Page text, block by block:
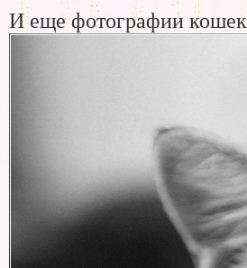
И еще фотографии кошек